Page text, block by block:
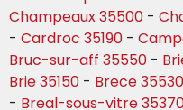
Champeaux 35500 -
- Cardroc 35190 -
Bruc-sur-aff 35550 -
Brie 35150 - Brece 35530
- Breal-sous-vitre